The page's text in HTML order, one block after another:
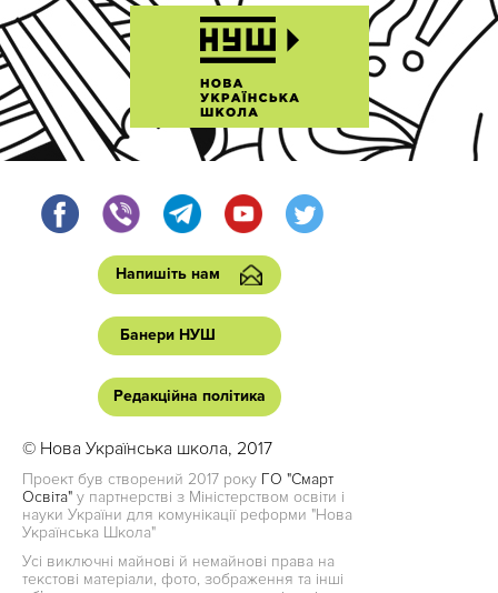
Напишіть нам
Банери НУШ
Редакційна політика
© Нова Українська школа, 2017
Проект був створений 2017 року ГО "Смарт
Освіта" у партнерстві з Міністерством освіти і
науки України для комунікації реформи "Нова
Українська Школа"
Усі виключні майнові й немайнові права на
текстові матеріали, фото, зображення та інші